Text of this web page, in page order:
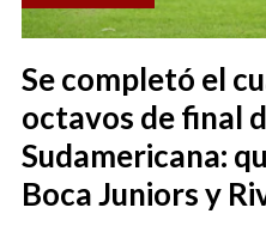
Se completó el
octavos de final
Sudamericana:
Boca Juniors y